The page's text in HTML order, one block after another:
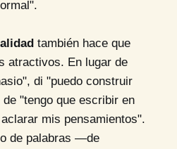
también hace que
atractivos. En lugar de
di "puedo construir
"tengo que escribir en
mis pensamientos".
de palabras —de